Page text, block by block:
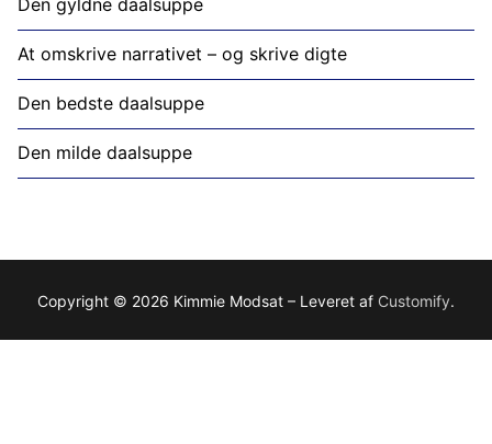
At omskrive narrativet – og skrive digte
Den bedste daalsuppe
Den milde daalsuppe
Copyright © 2026 Kimmie Modsat – Leveret af Customify.